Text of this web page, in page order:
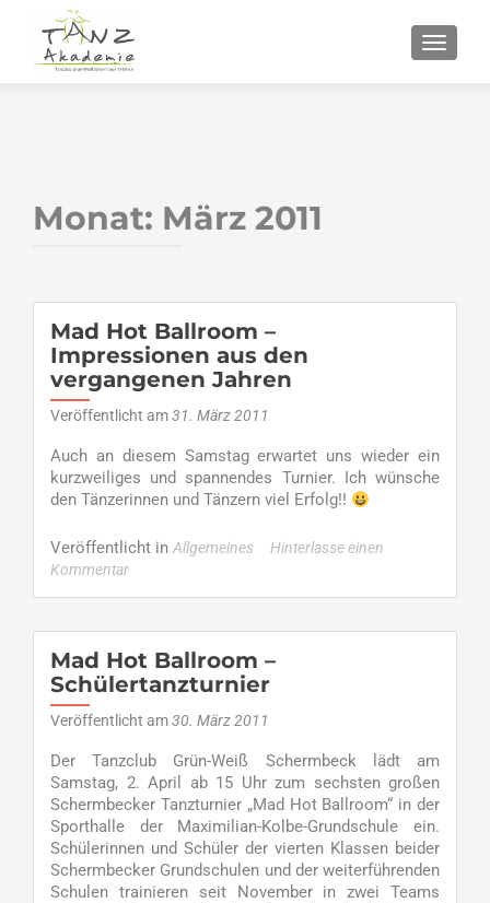
Monat: März 2011
Mad Hot Ballroom –
Impressionen aus den
vergangenen Jahren
Veröffentlicht am31. März 2011
Auch an diesem Samstag erwartet uns wieder ein
kurzweiliges und spannendes Turnier. Ich wünsche
den Tänzerinnen und Tänzern viel Erfolg!!
Veröffentlicht in Allgemeines
Hinterlasse einen
Kommentar
Mad Hot Ballroom –
Schülertanzturnier
Veröffentlicht am30. März 2011
Der Tanzclub Grün-Weiß Schermbeck lädt am
Samstag, 2. April ab 15 Uhr zum sechsten großen
Schermbecker Tanzturnier „Mad Hot Ballroom“ in der
Sporthalle der Maximilian-Kolbe-Grundschule ein.
Schülerinnen und Schüler der vierten Klassen beider
Schermbecker Grundschulen und der weiterführenden
Schulen trainieren seit November in zwei Teams
Beitragsnavigation